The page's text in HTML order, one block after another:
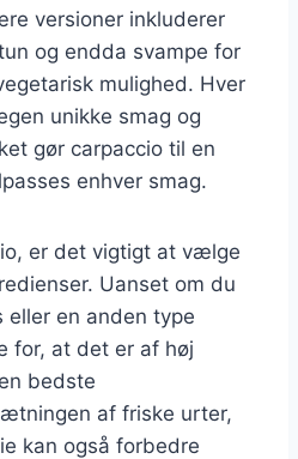
versioner inkluderer
og endda svampe for
mulighed. Hver
unikke smag og
gør carpaccio til en
enhver smag.
er det vigtigt at vælge
Uanset om du
en anden type
for, at det er af høj
bedste
af friske urter,
kan også forbedre